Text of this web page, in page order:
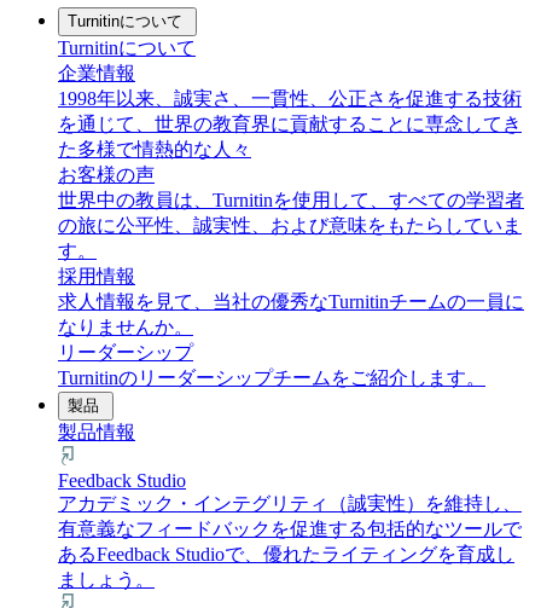
Turnitinについて
Turnitinについて
企業情報
1998年以来、誠実さ、一貫性、公正さを促進する技術
を通じて、世界の教育界に貢献することに専念してき
た多様で情熱的な人々
お客様の声
世界中の教員は、Turnitinを使用して、すべての学習者
の旅に公平性、誠実性、および意味をもたらしていま
す。
採用情報
求人情報を見て、当社の優秀なTurnitinチームの一員に
なりませんか。
リーダーシップ
Turnitinのリーダーシップチームをご紹介します。
製品
製品情報
Feedback Studio
アカデミック・インテグリティ（誠実性）を維持し、
有意義なフィードバックを促進する包括的なツールで
あるFeedback Studioで、優れたライティングを育成し
ましょう。